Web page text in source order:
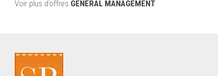
Voir plus d'offres GENERAL MANAGEMENT